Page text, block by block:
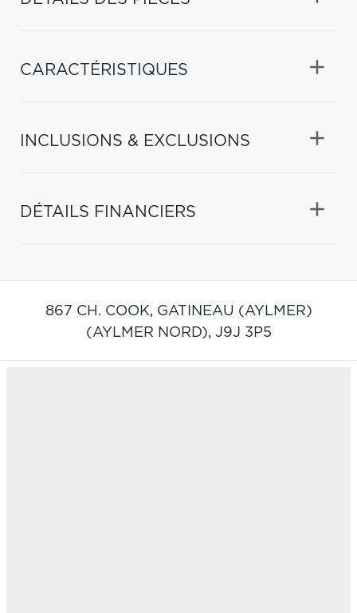
CARACTÉRISTIQUES
INCLUSIONS & EXCLUSIONS
DÉTAILS FINANCIERS
867 CH. COOK, GATINEAU (AYLMER)
(AYLMER NORD), J9J 3P5